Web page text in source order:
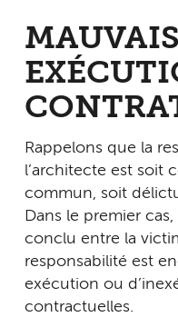
Rappelons que la
l’architecte est soit
commun, soit
Dans le premier
conclu entre la
responsabilité est
exécution ou
contractuelles.